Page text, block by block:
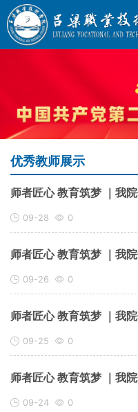
优秀教师展示
师者匠心 教育筑梦 ｜我
09-28 0
师者匠心 教育筑梦 ｜我
09-26 0
师者匠心 教育筑梦 ｜我
09-25 0
师者匠心 教育筑梦 ｜我
09-24 0